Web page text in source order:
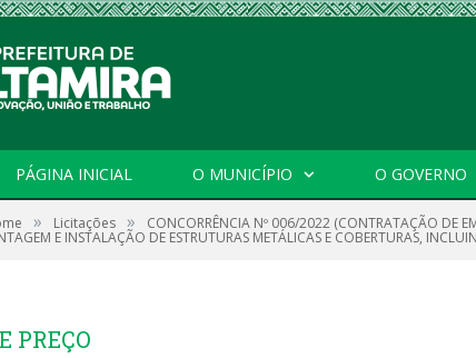
PÁGINA INICIAL O MUNICÍPIO O GOVERNO
» Licitações » CONCORRÊNCIA Nº 006/2022 (CONTRATAÇÃO DE
E INSTALAÇÃO DE ESTRUTURAS METÁLICAS E COBERTURAS,
PREÇO